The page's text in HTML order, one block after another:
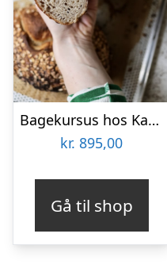
Bagekursus hos Karoline Trier
kr. 895,00
Gå til shop